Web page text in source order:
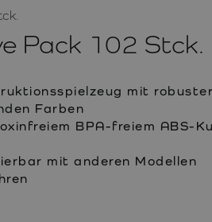
Pack 102 Stck.
mit
Farben
BPA-freiem ABS-
mit anderen Modellen